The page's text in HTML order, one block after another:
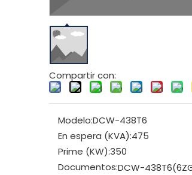
Compartir con:
Modelo:DCW-438T6
En espera (KVA):475
Prime (KW):350
Documentos:DCW-